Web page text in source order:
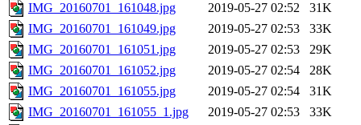
IMG_20160701_161048.jpg
2019-05-27 02:52
31K
IMG_20160701_161049.jpg
2019-05-27 02:53
33K
IMG_20160701_161051.jpg
2019-05-27 02:53
29K
IMG_20160701_161052.jpg
2019-05-27 02:54
28K
IMG_20160701_161055.jpg
2019-05-27 02:54
31K
IMG_20160701_161055_1.jpg
2019-05-27 02:53
33K